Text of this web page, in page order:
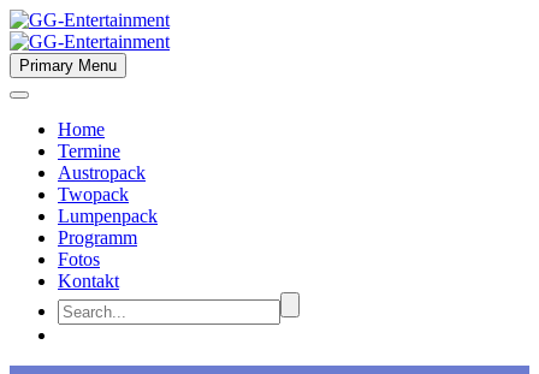
Primary Menu
Home
Termine
Austropack
Twopack
Lumpenpack
Programm
Fotos
Kontakt